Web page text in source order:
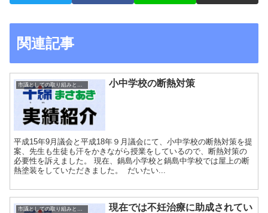
関連記事
市議としての取り組みと実績 小中学校の断熱対策
平成15年9月議会と平成18年９月議会にて、小中学校の断熱対策を提
案、先生も生徒も汗をかきながら授業をしているので、断熱対策の
必要性を訴えました。 現在、鍋島小学校と鍋島中学校では屋上の断
熱塗装をしていただきました。 だいたい...
市議としての取り組みと実績
現在では不妊治療に助成されてい